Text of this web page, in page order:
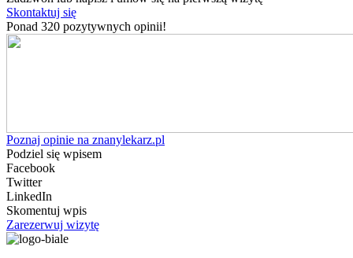
Skontaktuj się
Ponad 320 pozytywnych opinii!
Poznaj opinie na znanylekarz.pl
Podziel się wpisem
Facebook
Twitter
LinkedIn
Skomentuj wpis
Zarezerwuj wizytę